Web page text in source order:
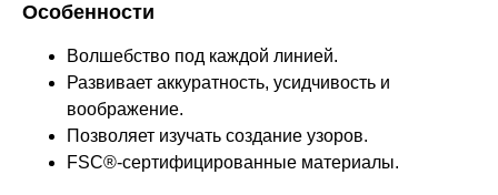
Особенности
Волшебство под каждой линией.
Развивает аккуратность, усидчивость и
воображение.
Позволяет изучать создание узоров.
FSC®-сертифицированные материалы.